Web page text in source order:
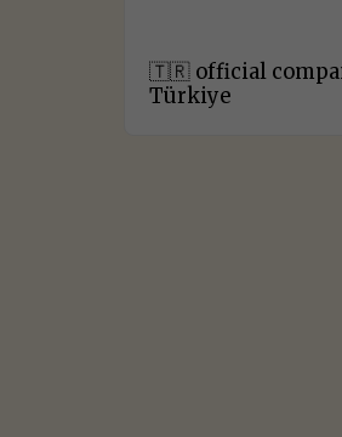
🇹🇷 official
Türkiye